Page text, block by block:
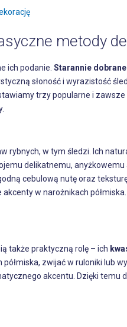
metody
ich podanie. Starannie
słoność i wyrazistość
trzy popularne i
rybnych, w tym śledzi. Ich
delikatnemu,
cebulową nutę oraz
akcenty w narożnikach
także praktyczną rolę – ich
zwijać w ruloniki lub
akcentu. Dzięki temu